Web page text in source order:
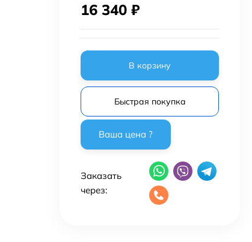
16 340 ₽
В корзину
Быстрая покупка
Заказать
через: